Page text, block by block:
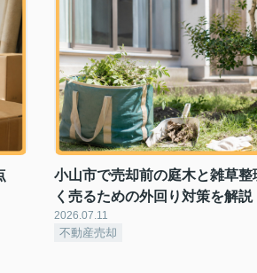
小山市で売却前の庭木と雑草
く売るための外回り対策を解説
2026.07.11
不動産売却